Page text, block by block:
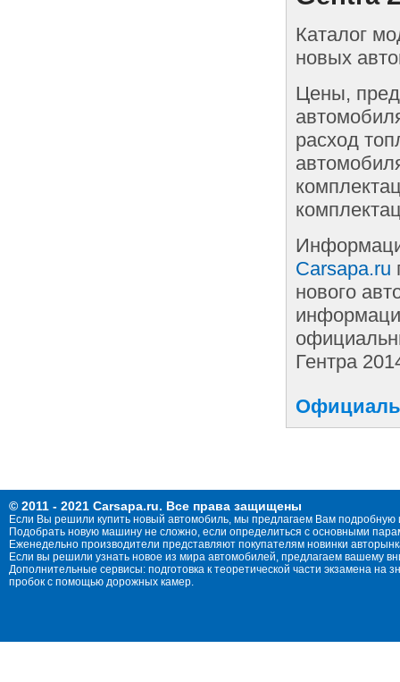
Каталог
новых
Цены,
расход
Carsapa.ru
нового
Гентра
© 2011 - 2021 Carsapa.ru. Все права защищены
Если Вы решили купить новый автомобиль, мы предлагаем Вам
Подобрать новую машину не сложно, если определиться с основными
Еженедельно производители представляют покупателям новинки
Если вы решили узнать новое из мира автомобилей, предлагаем вашему
Дополнительные сервисы: подготовка к теоретической части экзамена
пробок с помощью дорожных камер.